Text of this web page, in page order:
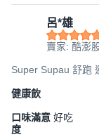
呂*雄
賣家: 酷澎
Super Supau 舒跑
健康飲
口味滿意
度
好吃